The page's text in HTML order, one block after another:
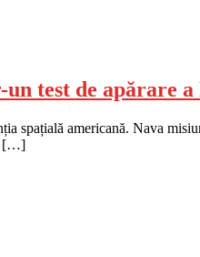
un test de apărare
spațială americană. Nava
[…]